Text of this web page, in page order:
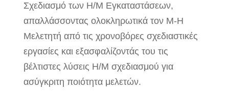
Σχεδιασμό των Η/Μ Εγκαταστάσεων,
απαλλάσσοντας ολοκληρωτικά τον Μ-Η
Μελετητή από τις χρονοβόρες σχεδιαστικές
εργασίες και εξασφαλίζοντάς του τις
βέλτιστες λύσεις Η/Μ σχεδιασμού για
ασύγκριτη ποιότητα μελετών.